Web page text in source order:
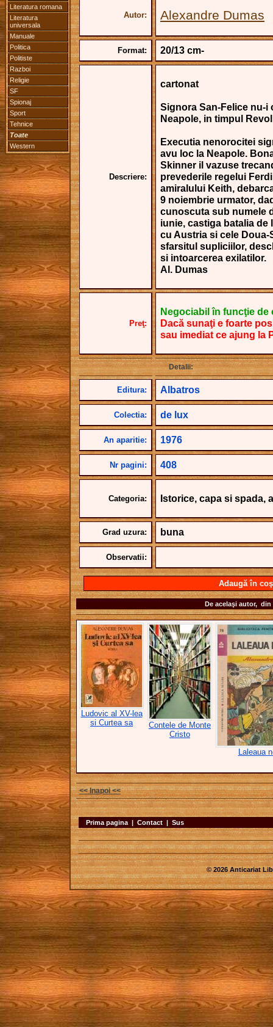
Literatura romana
Literatura
universala
Manuale
Politica
Politiste
Razboi
Religie
SF
Spionaj
Sport
Tehnice
Toate
Western
Autor: Alexandre Dumas
Format: 20/13 cm-
Descriere:
cartonat
Signora San-Felice nu-i
Neapole, in timpul
Executia nenorocitei
avu loc la Neapole.
Skinner il vazuse
prevederile regelui
amiralului Keith,
9 noiembrie urmator,
cunoscuta sub numele
iunie, castiga batalia de
cu Austria si cele
sfarsitul supliciilor,
si intoarcerea exilatilor.
Al. Dumas
Preţ:
Negociabil în funcţie de
Dacă sunaţi e foarte
sau imediat ce ajung la
Detalii:
Editura: Albatros
Colectia: de lux
An aparitie: 1976
Nr pagini: 408
Categoria: Istorice, capa si spada,
Grad uzura: buna
Observatii:
Adaugă în coş
De acelaşi autor, din
Ludovic al XV-lea
si Curtea sa
Contele de Monte
Cristo
Laleaua
<< Inapoi <<
Prima pagina | Contact | Sus
© 2026 Anticariat